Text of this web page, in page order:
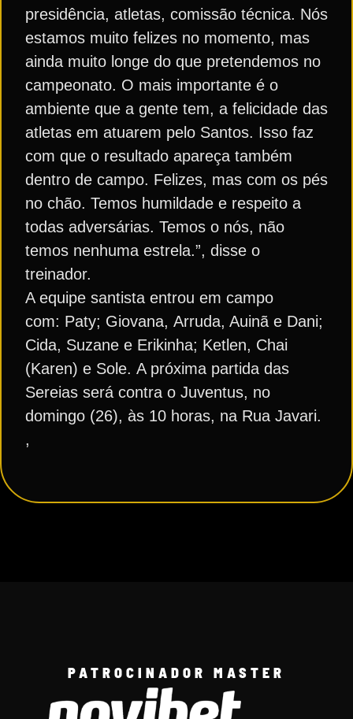
presidência, atletas, comissão técnica. Nós
estamos muito felizes no momento, mas
ainda muito longe do que pretendemos no
campeonato. O mais importante é o
ambiente que a gente tem, a felicidade das
atletas em atuarem pelo Santos. Isso faz
com que o resultado apareça também
dentro de campo. Felizes, mas com os pés
no chão. Temos humildade e respeito a
todas adversárias. Temos o nós, não
temos nenhuma estrela.”, disse o
treinador.
A equipe santista entrou em campo
com: Paty; Giovana, Arruda, Auinã e Dani;
Cida, Suzane e Erikinha; Ketlen, Chai
(Karen) e Sole. A próxima partida das
Sereias será contra o Juventus, no
domingo (26), às 10 horas, na Rua Javari.
,
PATROCINADOR MASTER